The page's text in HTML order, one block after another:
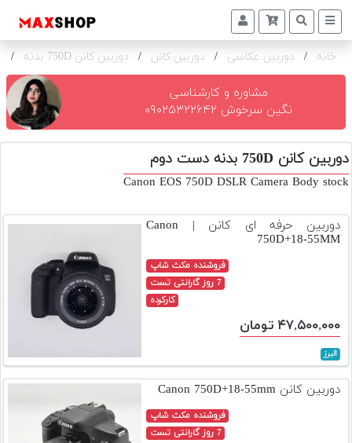
دوربین
و
تجهیزات
و
اکسسوری
دوم
دوربین
و
تجهیزات
مکث
خانه / دوربین عکاسی / دوربین کانن / دوربین کانن 750D بدنه /
مشاوره و کارشناسی
نگین سرخوش ۰۹۰۲۵۳۲۲۶۴۲
دوربین کانن 750D بدنه دست دوم
Canon EOS 750D DSLR Camera Body stock
دوربین حرفه ای کانن | Canon
750D+18-55MM
فروشنده مکث شاپ
7 روز گارانتی تست
کارکرده
۴۷,۵۰۰,۰۰۰ تومان
البرز
دوربین کانن Canon 750D+18-55mm
فروشنده مکث شاپ
7 روز گارانتی تست